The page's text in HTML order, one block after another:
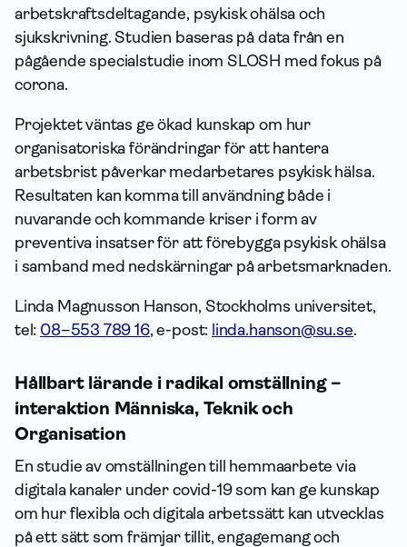
arbetskraftsdeltagande, psykisk ohälsa och
sjukskrivning. Studien baseras på data från en
pågående specialstudie inom SLOSH med fokus på
corona.
Projektet väntas ge ökad kunskap om hur
organisatoriska förändringar för att hantera
arbetsbrist påverkar medarbetares psykisk hälsa.
Resultaten kan komma till användning både i
nuvarande och kommande kriser i form av
preventiva insatser för att förebygga psykisk ohälsa
i samband med nedskärningar på arbets­marknaden.
Linda Magnusson Hanson, Stockholms universitet,
tel: 08–553 789 16, e-post: linda.hanson@su.se.
Hållbart lärande i radikal omställning –
interaktion Människa, Teknik och
Organisation
En studie av omställningen till hemmaarbete via
digitala kanaler under covid-19 som kan ge kunskap
om hur flexibla och digitala arbetssätt kan utvecklas
på ett sätt som främjar tillit, engagemang och